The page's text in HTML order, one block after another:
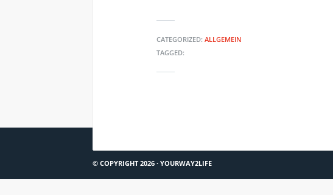
CATEGORIZED: ALLGEMEIN
TAGGED:
© COPYRIGHT 2026 · YOURWAY2LIFE